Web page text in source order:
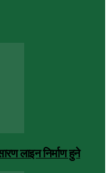
लाइन निर्माण हुने